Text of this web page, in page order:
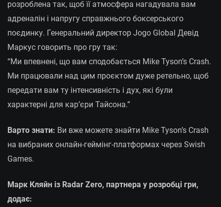
розроблена так, щоб її атмосфера нагадувала вам
адреналін і напругу справжнього боксерського
поєдинку. Генеральний директор Jogo Global Девід
Маркус говорить про гру так:
“Ми впевнені, що вам сподобається Mike Tyson’s Crash.
Ми працювали над цим проєктом дуже ретельно, щоб
передати вам ту інтенсивність і дух, які були
характерні для кар’єри Тайсона.”
Варто знати: Ви вже можете знайти Mike Tyson’s Crash
на вибраних онлайн-геймінг-платформах через Swish
Games.
Марк Кляйн із Radar Zero, партнера у розробці гри,
додає: